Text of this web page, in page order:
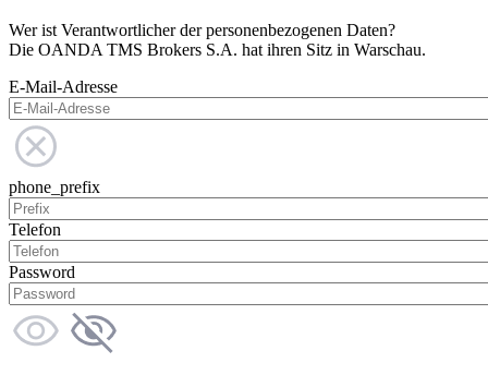
Wer ist Verantwortlicher der personenbezogenen Daten?
Die OANDA TMS Brokers S.A. hat ihren Sitz in Warschau.
E-Mail-Adresse
phone_prefix
Telefon
Password